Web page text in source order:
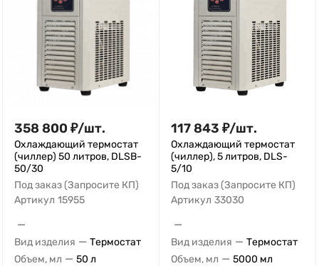
358 800 ₽/шт.
Охлаждающий термостат
(чиллер) 50 литров, DLSB-
50/30
Под заказ (Запросите КП)
Артикул 15955
—
Вид изделия — Термостат
Объем, мл — 50 л
117 843 ₽/шт.
Охлаждающий термостат
(чиллер), 5 литров, DLS-
5/10
Под заказ (Запросите КП)
Артикул 33030
—
Вид изделия — Термостат
Объем, мл — 5000 мл